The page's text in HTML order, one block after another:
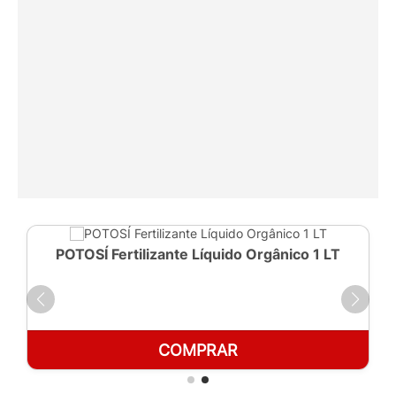
POTOSÍ Fertilizante Líquido Orgânico 1 LT
COMPRAR